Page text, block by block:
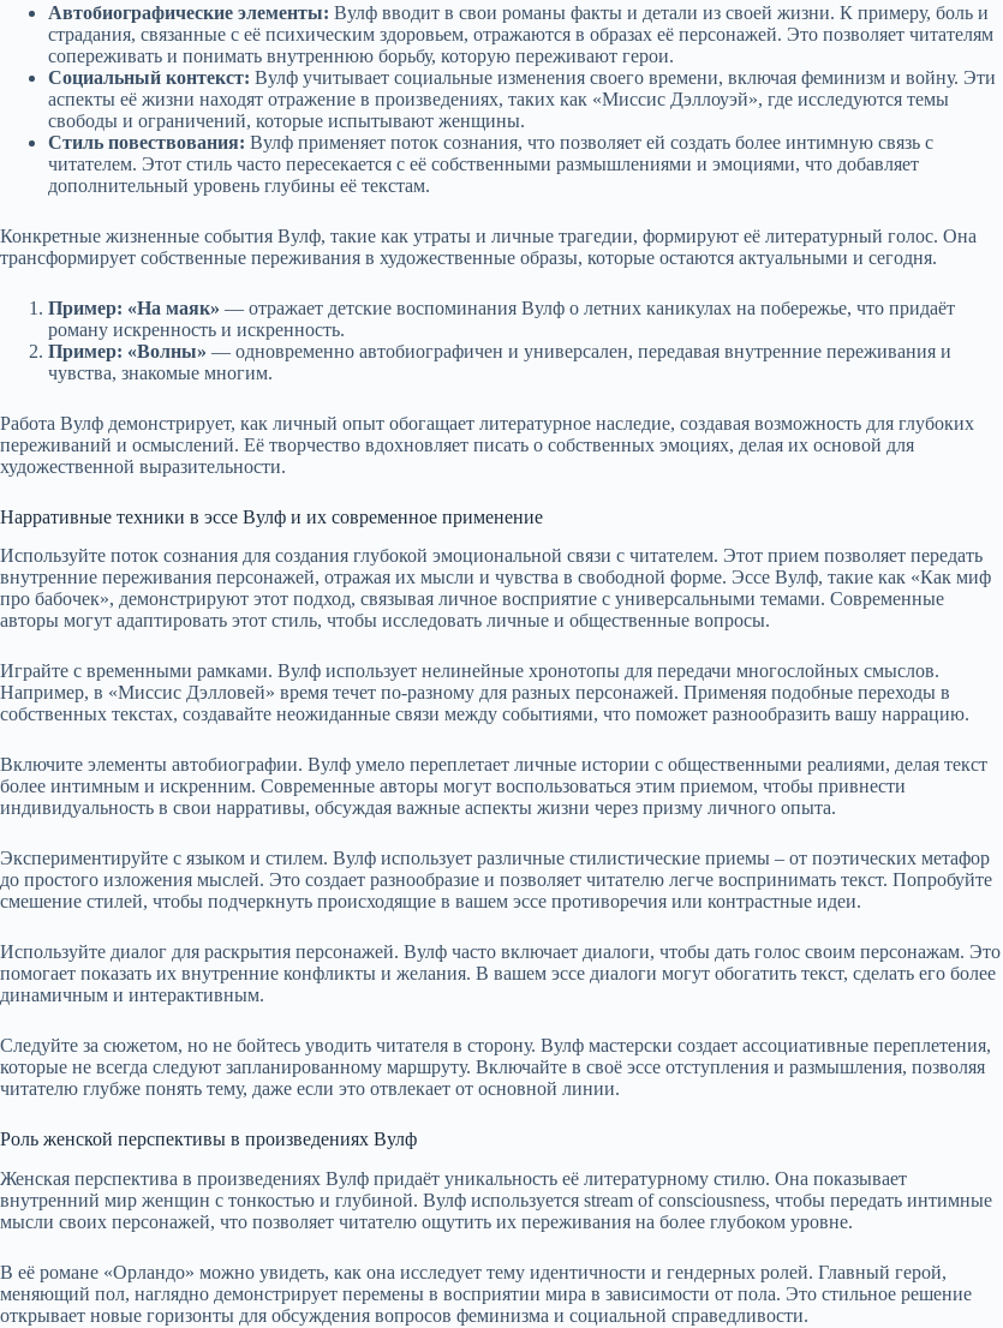
Автобиографические элементы: Вулф вводит в свои романы факты и детали из своей жизни. К примеру, боль и
страдания, связанные с её психическим здоровьем, отражаются в образах её персонажей. Это позволяет читателям
сопереживать и понимать внутреннюю борьбу, которую переживают герои.
Социальный контекст: Вулф учитывает социальные изменения своего времени, включая феминизм и войну. Эти
аспекты её жизни находят отражение в произведениях, таких как «Миссис Дэллоуэй», где исследуются темы
свободы и ограничений, которые испытывают женщины.
Стиль повествования: Вулф применяет поток сознания, что позволяет ей создать более интимную связь с
читателем. Этот стиль часто пересекается с её собственными размышлениями и эмоциями, что добавляет
дополнительный уровень глубины её текстам.
Конкретные жизненные события Вулф, такие как утраты и личные трагедии, формируют её литературный голос. Она
трансформирует собственные переживания в художественные образы, которые остаются актуальными и сегодня.
Пример: «На маяк» — отражает детские воспоминания Вулф о летних каникулах на побережье, что придаёт
роману искренность и искренность.
Пример: «Волны» — одновременно автобиографичен и универсален, передавая внутренние переживания и
чувства, знакомые многим.
Работа Вулф демонстрирует, как личный опыт обогащает литературное наследие, создавая возможность для глубоких
переживаний и осмыслений. Её творчество вдохновляет писать о собственных эмоциях, делая их основой для
художественной выразительности.
Нарративные техники в эссе Вулф и их современное применение
Используйте поток сознания для создания глубокой эмоциональной связи с читателем. Этот прием позволяет передать
внутренние переживания персонажей, отражая их мысли и чувства в свободной форме. Эссе Вулф, такие как «Как миф
про бабочек», демонстрируют этот подход, связывая личное восприятие с универсальными темами. Современные
авторы могут адаптировать этот стиль, чтобы исследовать личные и общественные вопросы.
Играйте с временными рамками. Вулф использует нелинейные хронотопы для передачи многослойных смыслов.
Например, в «Миссис Дэлловей» время течет по-разному для разных персонажей. Применяя подобные переходы в
собственных текстах, создавайте неожиданные связи между событиями, что поможет разнообразить вашу наррацию.
Включите элементы автобиографии. Вулф умело переплетает личные истории с общественными реалиями, делая текст
более интимным и искренним. Современные авторы могут воспользоваться этим приемом, чтобы привнести
индивидуальность в свои нарративы, обсуждая важные аспекты жизни через призму личного опыта.
Экспериментируйте с языком и стилем. Вулф использует различные стилистические приемы – от поэтических метафор
до простого изложения мыслей. Это создает разнообразие и позволяет читателю легче воспринимать текст. Попробуйте
смешение стилей, чтобы подчеркнуть происходящие в вашем эссе противоречия или контрастные идеи.
Используйте диалог для раскрытия персонажей. Вулф часто включает диалоги, чтобы дать голос своим персонажам. Это
помогает показать их внутренние конфликты и желания. В вашем эссе диалоги могут обогатить текст, сделать его более
динамичным и интерактивным.
Следуйте за сюжетом, но не бойтесь уводить читателя в сторону. Вулф мастерски создает ассоциативные переплетения,
которые не всегда следуют запланированному маршруту. Включайте в своё эссе отступления и размышления, позволяя
читателю глубже понять тему, даже если это отвлекает от основной линии.
Роль женской перспективы в произведениях Вулф
Женская перспектива в произведениях Вулф придаёт уникальность её литературному стилю. Она показывает
внутренний мир женщин с тонкостью и глубиной. Вулф используется stream of consciousness, чтобы передать интимные
мысли своих персонажей, что позволяет читателю ощутить их переживания на более глубоком уровне.
В её романе «Орландо» можно увидеть, как она исследует тему идентичности и гендерных ролей. Главный герой,
меняющий пол, наглядно демонстрирует перемены в восприятии мира в зависимости от пола. Это стильное решение
открывает новые горизонты для обсуждения вопросов феминизма и социальной справедливости.